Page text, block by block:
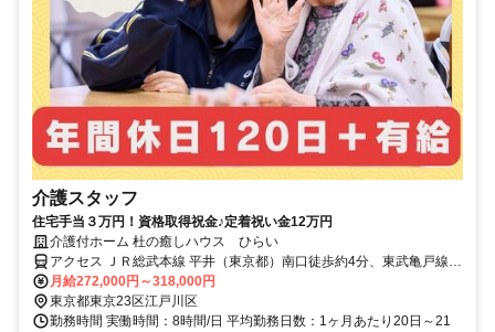
介護スタッフ
住宅手当３万円！資格取得祝金♪定着祝い金12万円
介護付ホーム 杜の癒しハウス ひらい
アクセス ＪＲ総武本線 平井（東京都）南口徒歩約4分、東武亀戸線
亀戸水神徒歩約15分、東武亀戸線 東あずま徒歩約17分
月給272,000円～318,000円
東京都東京23区江戸川区
勤務時間 実働時間：8時間/日 平均勤務日数：1ヶ月あたり20日～21